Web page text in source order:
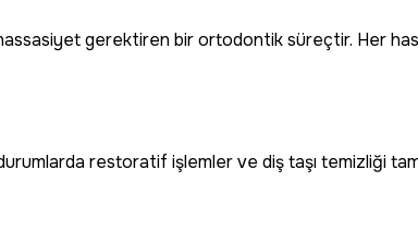
gerektiren bir ortodontik süreçtir. Her
restoratif işlemler ve diş taşı temizliği